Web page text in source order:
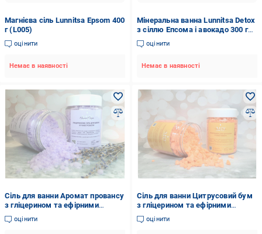
Магнієва сіль Lunnitsa Epsom 400
г (L005)
оцінити
Немає в наявності
Мінеральна ванна Lunnitsa Detox
з сіллю Епсома і авокадо 300 г
(L001)
оцінити
Немає в наявності
Сіль для ванни Аромат провансу
з гліцерином та ефірними
оліями 330 г ручна робота
оцінити
Сіль для ванни Цитрусовий бум
з гліцерином та ефірними
оліями 330 г ручна робота
оцінити